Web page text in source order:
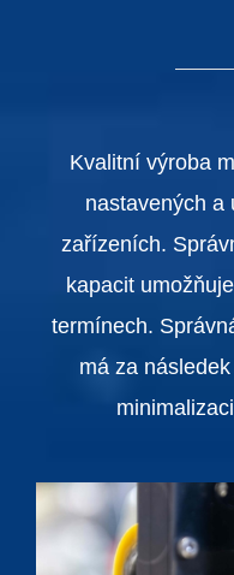
Kvalitní výroba
nastavených a
zařízeních.
kapacit
termínech.
má za